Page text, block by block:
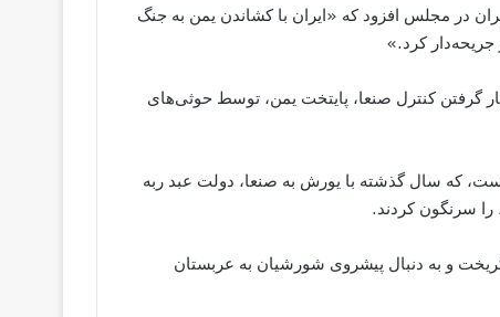
در مجلس افزود که «ایران با کشاندن یمن به جنگ
کرد.»
گرفتن کنترل صنعا، پایتخت یمن، توسط حوثی‌های
که سال گذشته با یورش به صنعا، دولت عبد ربه
سرنگون کردند.
و به دنبال پیشروی شورشیان به عربستان